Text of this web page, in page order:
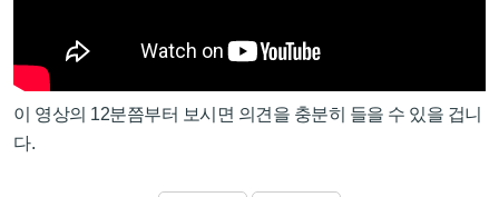
이 영상의 12분쯤부터 보시면 의견을 충분히 들을 수 있을 겁니
다.